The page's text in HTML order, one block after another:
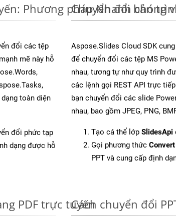
Phương pháp Nhanh chóng
đổi các tệp
mẽ này hỗ
toàn diện
đổi phức tạp
dạng được hỗ
Chuyển đổi bản
Aspose.Slides Cloud SDK
để chuyển đổi các tệp MS
nhau, tương tự như quy trình
các lệnh gọi REST API trực
bạn chuyển đổi các slide
nhau, bao gồm JPEG, PNG,
Tạo cá thể lớp SlidesApi
Gọi phương thức Convert
PPT và cung cấp định
PDF trực tuyếnCách chuyển đổi